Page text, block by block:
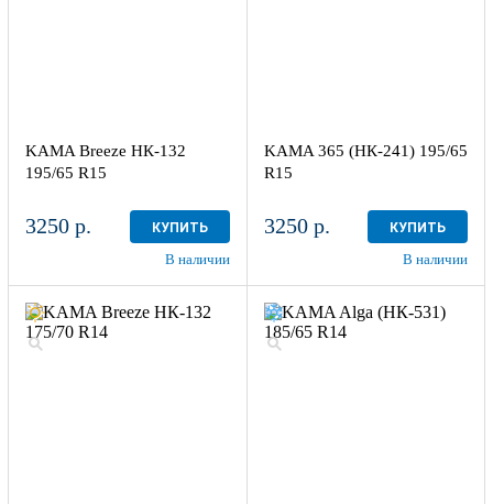
KAMA Breeze НК-132
195/65 R15
3250 р. КУПИТЬ
В наличии
KAMA 365 (НК-241) 195/65
R15
3250 р. КУПИТЬ
В наличии